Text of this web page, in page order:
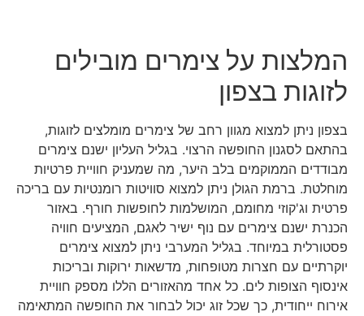
המלצות על צימרים מובילים
לזוגות בצפון
בצפון ניתן למצוא מגוון רחב של צימרים מומלצים לזוגות,
בהתאם לסגנון החופשה הרצוי. בגליל העליון ישנם צימרים
מבודדים הממוקמים בלב היער, מה שמעניק חוויית פרטיות
מוחלטת. ברמת הגולן ניתן למצוא סוויטות רומנטיות עם בריכה
פרטית וג'קוזי מחומם, המושלמות לחופשות חורף. באזור
הכנרת ישנם צימרים עם נוף ישיר לאגם, המציעים חוויה
פסטורלית במיוחד. בגליל המערבי ניתן למצוא צימרים
יוקרתיים עם חצרות מטופחות, מדשאות ירוקות ובריכות
אינסוף הצופות לים. כל אחד מהאזורים הללו מספק חוויית
אירוח ייחודית, כך שכל זוג יכול לבחור את החופשה המתאימה